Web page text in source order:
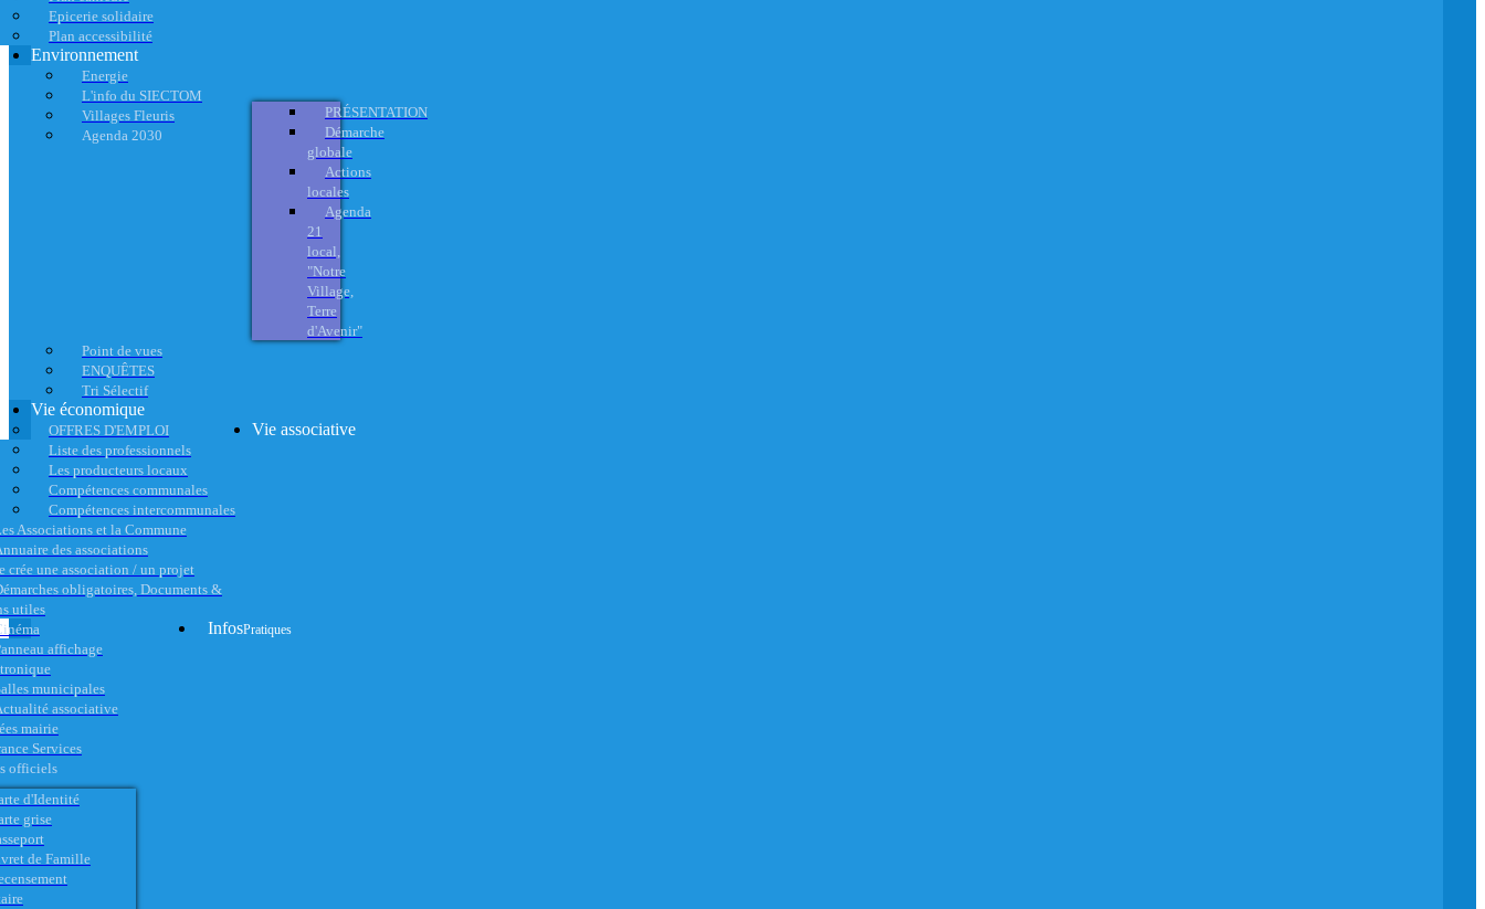
Epicerie solidaire
Plan accessibilité
Environnement
Energie
L'info du SIECTOM
Villages Fleuris
Agenda 2030
PRÉSENTATION
Démarche
globale
Actions
locales
Agenda
21
local,
"Notre
Village,
Terre
d'Avenir"
Point de vues
ENQUÊTES
Tri Sélectif
Vie économique
OFFRES D'EMPLOI
Liste des professionnels
Les producteurs locaux
Compétences communales
Compétences intercommunales
Vie associative
Associations et la Commune
des associations
crée une association / un projet
obligatoires, Documents &
utiles
affichage
municipales
associative
InfosPratiques
mairie
Services
officiels
d'Identité
grise
de Famille